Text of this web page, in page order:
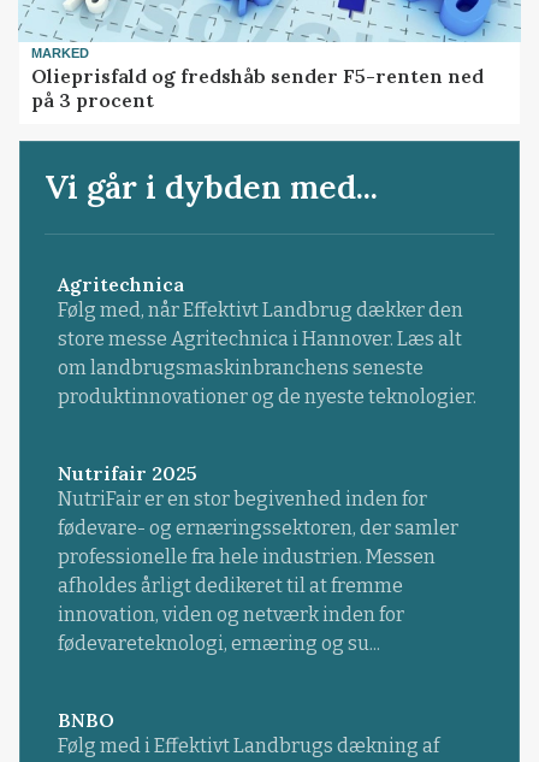
MARKED
Olieprisfald og fredshåb sender F5-renten ned
på 3 procent
Vi går i dybden med...
Agritechnica
Følg med, når Effektivt Landbrug dækker den
store messe Agritechnica i Hannover. Læs alt
om landbrugsmaskinbranchens seneste
produktinnovationer og de nyeste teknologier.
Nutrifair 2025
NutriFair er en stor begivenhed inden for
fødevare- og ernæringssektoren, der samler
professionelle fra hele industrien. Messen
afholdes årligt dedikeret til at fremme
innovation, viden og netværk inden for
fødevareteknologi, ernæring og su...
BNBO
Følg med i Effektivt Landbrugs dækning af